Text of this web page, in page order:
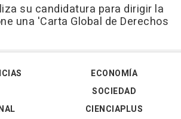
su candidatura para dirigir la
una 'Carta Global de Derechos
ECONOMÍA
SOCIEDAD
CIENCIAPLUS